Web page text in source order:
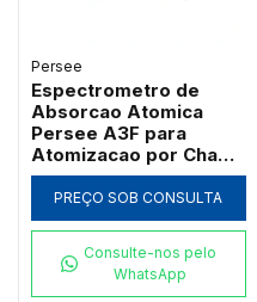
Persee
Espectrometro de
Absorcao Atomica
Persee A3F para
Atomizacao por Chama
com Queimador de
Titanio
PREÇO SOB CONSULTA
Consulte-nos pelo
WhatsApp